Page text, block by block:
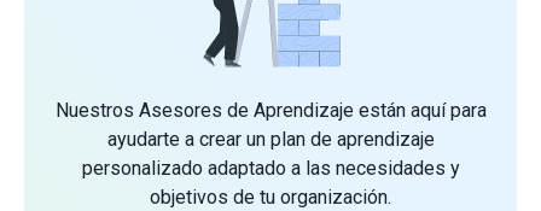
Nuestros Asesores de Aprendizaje están aquí para
ayudarte a crear un plan de aprendizaje
personalizado adaptado a las necesidades y
objetivos de tu organización.